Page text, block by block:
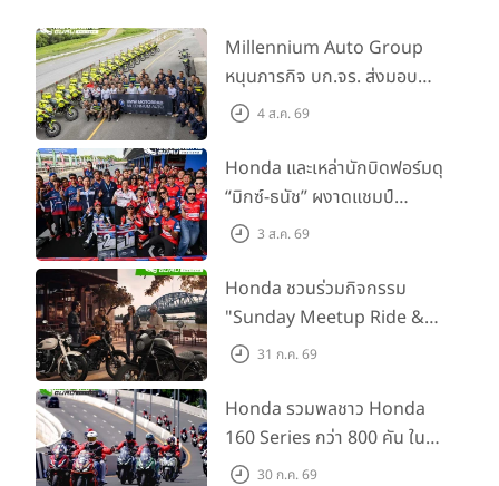
Millennium Auto Group
หนุนภารกิจ บก.จร. ส่งมอบ
BMW R 1300 GS และ F 900
พร้อม ยกระดับทักษะการขับขี่
เสริมศักยภาพตำรวจจราจร
4 ส.ค. 69
Honda และเหล่านักบิดฟอร์มดุ
“มิกซ์-ธนัช” ผงาดแชมป์
SS600 2 สนามติด “ข้าวกล้อง”
สนาม 2
3 ส.ค. 69
Honda ชวนร่วมกิจกรรม
"Sunday Meetup Ride &
Soul" จิบกาแฟ พูดคุย แลก
กัน 16 ส.ค. นี้
31 ก.ค. 69
Honda รวมพลชาว Honda
160 Series กว่า 800 คัน ใน
งาน “THE ONE-SIXTI-ER ตัว
30 ก.ค. 69